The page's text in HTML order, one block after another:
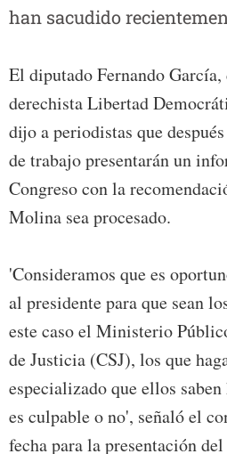
han sacudido
El diputado Fernando
derechista Libertad
dijo a periodistas que
de trabajo presentarán un
Congreso con la
Molina sea procesado.
'Consideramos que es
al presidente para que sean
este caso el Ministerio
de Justicia (CSJ), los que
especializado que ellos
es culpable o no', señaló el
fecha para la presentación